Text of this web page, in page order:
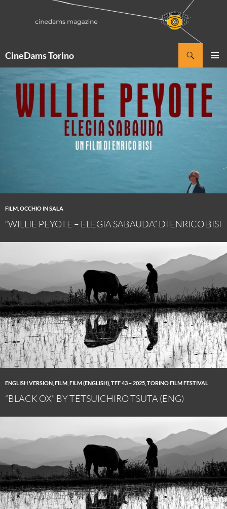
CineDams Torino
FILM OCCHIO IN SALA
“WILLIE PEYOTE – ELEGIA SABAUDA” DI ENRICO BISI
ENGLISH VERSION FILM FILM (ENGLISH) TFF 43 – 2025 TORINO FILM FESTIVAL
“BLACK OX” BY TETSUICHIRO TSUTA (ENG)